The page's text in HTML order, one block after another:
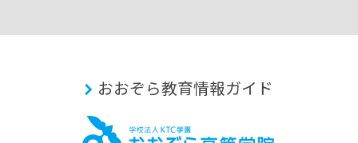
おおぞら教育情報ガイド